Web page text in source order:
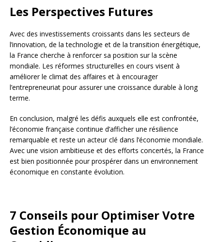
Les Perspectives Futures
Avec des investissements croissants dans les secteurs de
l’innovation, de la technologie et de la transition énergétique,
la France cherche à renforcer sa position sur la scène
mondiale. Les réformes structurelles en cours visent à
améliorer le climat des affaires et à encourager
l’entrepreneuriat pour assurer une croissance durable à long
terme.
En conclusion, malgré les défis auxquels elle est confrontée,
l’économie française continue d’afficher une résilience
remarquable et reste un acteur clé dans l’économie mondiale.
Avec une vision ambitieuse et des efforts concertés, la France
est bien positionnée pour prospérer dans un environnement
économique en constante évolution.
7 Conseils pour Optimiser Votre
Gestion Économique au